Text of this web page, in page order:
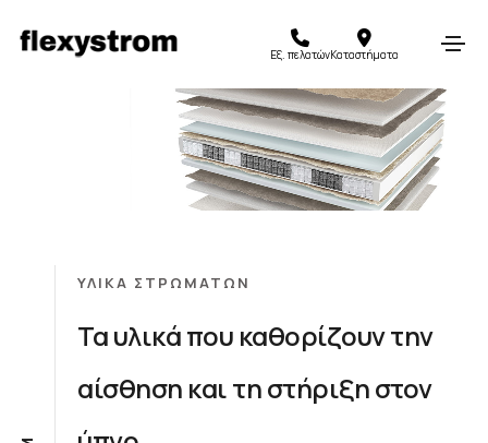
Εξ. πελατώνΚαταστήματα
ΥΛΙΚΆ ΣΤΡΩΜΆΤΩΝ
Τα υλικά που καθορίζουν την
αίσθηση και τη στήριξη στον